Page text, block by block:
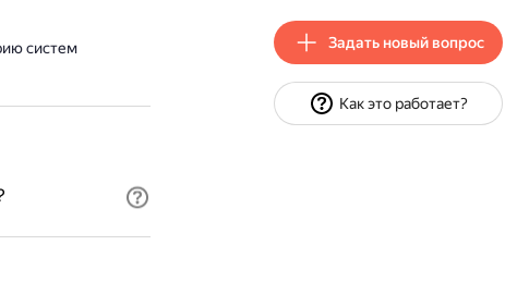
систем
Задать новый вопрос
Как это работает?